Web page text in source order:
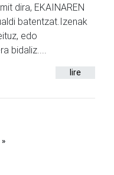
dira, EKAINAREN
batentzat.Izenak
edo
bidaliz....
lire
»